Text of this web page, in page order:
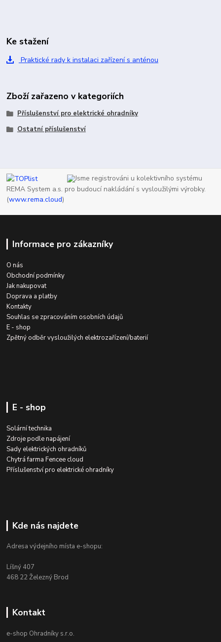
Ke stažení
Praktické rady k instalaci zařízení s anténou
Zboží zařazeno v kategoriích
Příslušenství pro elektrické ohradníky
Ostatní příslušenství
Jsme registrováni u kolektivního systému
REMA System a.s. pro budoucí nakládání s vysloužilými výrobky.
(www.rema.cloud)
Informace pro zákazníky
O nás
Obchodní podmínky
Jak nakupovat
Doprava a platby
Kontakty
Souhlas se zpracováním osobních údajů
E - shop
Zpětný odběr vysloužilých elektrozařízení/baterií
E - shop
Solární technika
Zdroje podle napájení
Sady elektrických ohradníků
Chytrá farma Fencee cloud
Příslušenství pro elektrické ohradníky
Kde nás najdete
Adresa výdejního místa e-shopu:
Líšný 407
468 22 Železný Brod
Kontakt
e-shop Ohradníky s.r.o.